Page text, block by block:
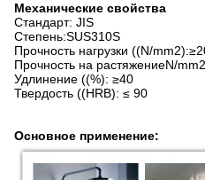
Механические свойства
Стандарт: JIS
Степень:SUS310S
Прочность нагрузки ((N/
Прочность на растяжениеN/
Удлинение ((%): ≥40
Твердость ((HRB): ≤ 90
Основное применение: